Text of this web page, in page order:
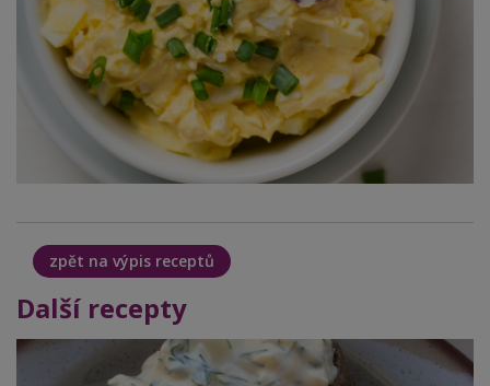
zpět na výpis receptů
Další recepty